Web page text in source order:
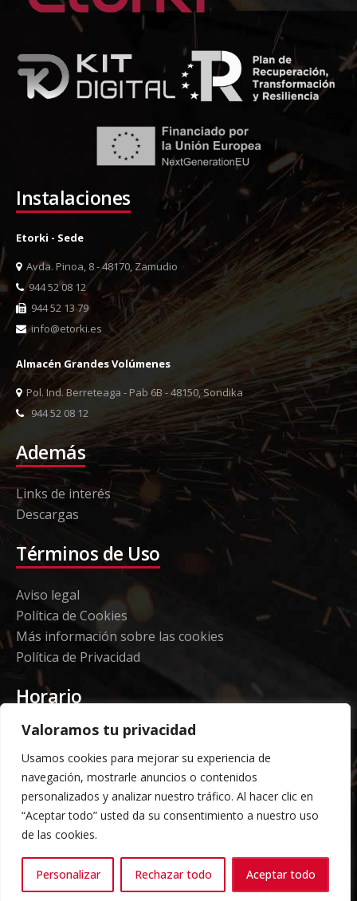
Valoramos tu privacidad
Usamos cookies para mejorar su experiencia de
navegación, mostrarle anuncios o contenidos
personalizados y analizar nuestro tráfico. Al hacer clic en
“Aceptar todo” usted da su consentimiento a nuestro uso
de las cookies.
Personalizar Rechazar todo Aceptar todo
Instalaciones
Etorki - Sede
Avda. Pinoa, 8 - 48170, Zamudio
944 52 08 12
944 52 13 79
info@etorki.es
Almacén Grandes Volúmenes
Pol. Ind. Berreteaga - Pab 6B - 48150, Sondika
944 52 08 12
Además
Links de interés
Descargas
Términos de Uso
Aviso legal
Política de Cookies
Más información sobre las cookies
Política de Privacidad
Horario
Etorki - Sede
Lunes a jueves 08:00 a 16:00
Viernes: 08:00 a 14:00
Almacén Grandes Volúmenes
Carga y descarga según horario acordado previo